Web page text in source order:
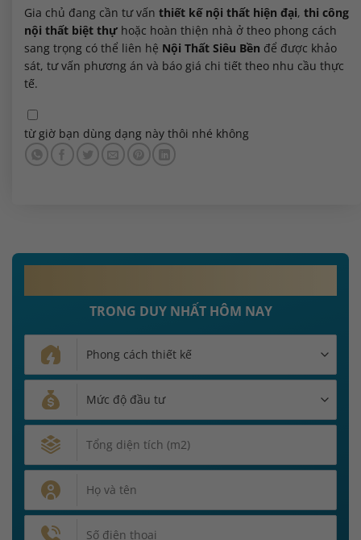
Gia chủ đang cần tư vấn thiết kế nội thất hiện đại, thi công
nội thất biệt thự hoặc hoàn thiện nhà ở theo phong cách
sang trọng có thể liên hệ Nội Thất Siêu Bền để được khảo
sát, tư vấn phương án và báo giá chi tiết theo nhu cầu thực
tế.
từ giờ bạn dùng dạng này thôi nhé không
TRONG DUY NHẤT HÔM NAY